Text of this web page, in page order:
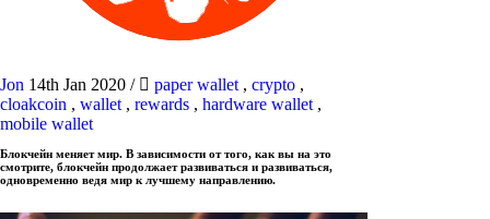
Jon 14th Jan 2020 / paper wallet , crypto ,
cloakcoin , wallet , rewards , hardware wallet ,
mobile wallet
Блокчейн меняет мир. В зависимости от того, как вы на это
смотрите, блокчейн продолжает развиваться и развиваться,
одновременно ведя мир к лучшему направлению.